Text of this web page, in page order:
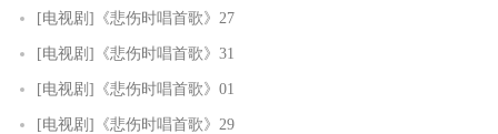
[电视剧]《悲伤时唱首歌》27
[电视剧]《悲伤时唱首歌》31
[电视剧]《悲伤时唱首歌》01
[电视剧]《悲伤时唱首歌》29